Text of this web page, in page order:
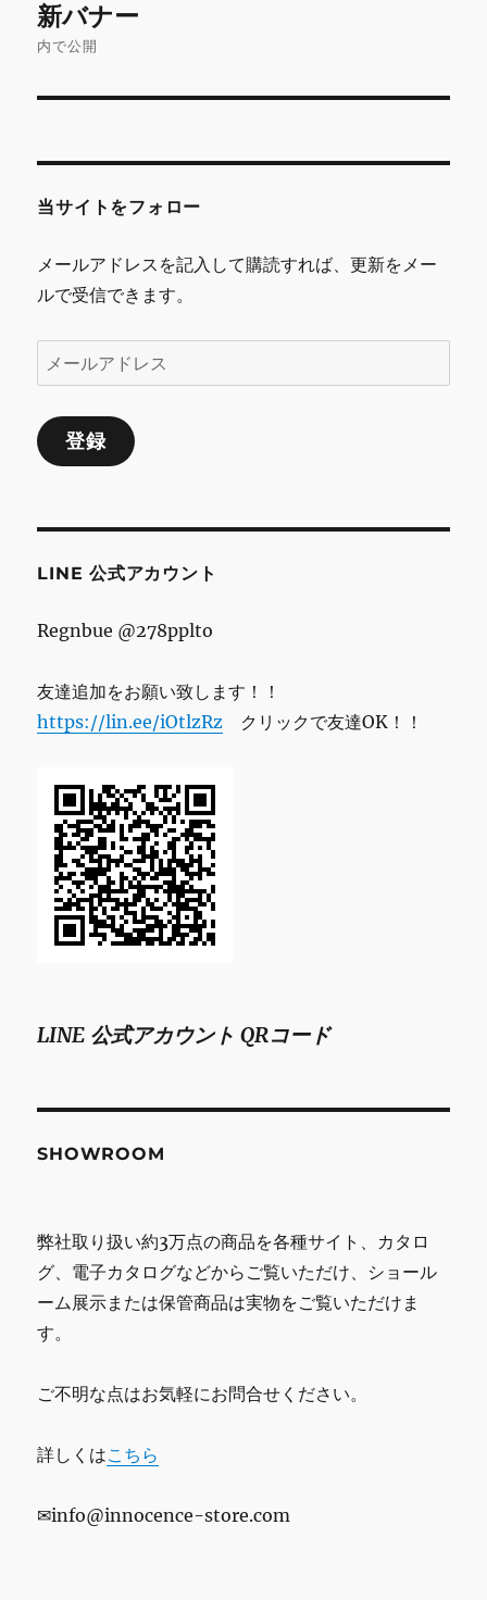
稿
ゲ
ー
シ
ョ
ン
新バナー
内で公開
当サイトをフォロー
メールアドレスを記入して購読すれば、更新をメー
ルで受信できます。
ー
ル
ア
ス
登録
LINE 公式アカウント
Regnbue @278pplto
友達追加をお願い致します！！
https://lin.ee/iOtlzRz クリックで友達OK！！
LINE 公式アカウント QRコード
SHOWROOM
弊社取り扱い約3万点の商品を各種サイト、カタロ
グ、電子カタログなどからご覧いただけ、ショール
ーム展示または保管商品は実物をご覧いただけま
す。
ご不明な点はお気軽にお問合せください。
詳しくはこちら
✉info@innocence-store.com